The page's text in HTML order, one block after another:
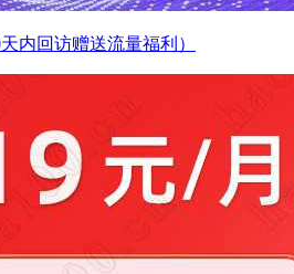
内回访赠送流量福利）